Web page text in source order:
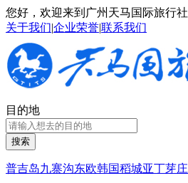
您好，欢迎来到广州天马国际旅行社
关于我们|企业荣誉|联系我们
目的地
搜索
普吉岛九寨沟东欧韩国稻城亚丁芽庄